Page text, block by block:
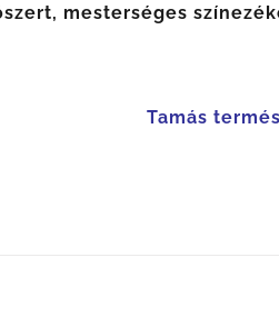
mesterséges
Tamás